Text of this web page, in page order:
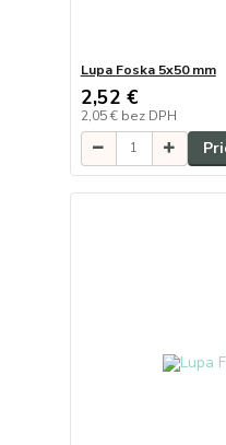
Lupa Foska 5x50 mm
2,52 €
2,05 € bez DPH